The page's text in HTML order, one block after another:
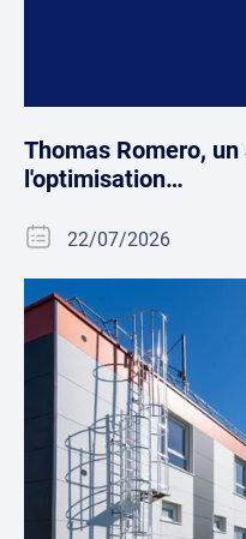
Thomas Romero,
l'optimisation…
22/07/2026